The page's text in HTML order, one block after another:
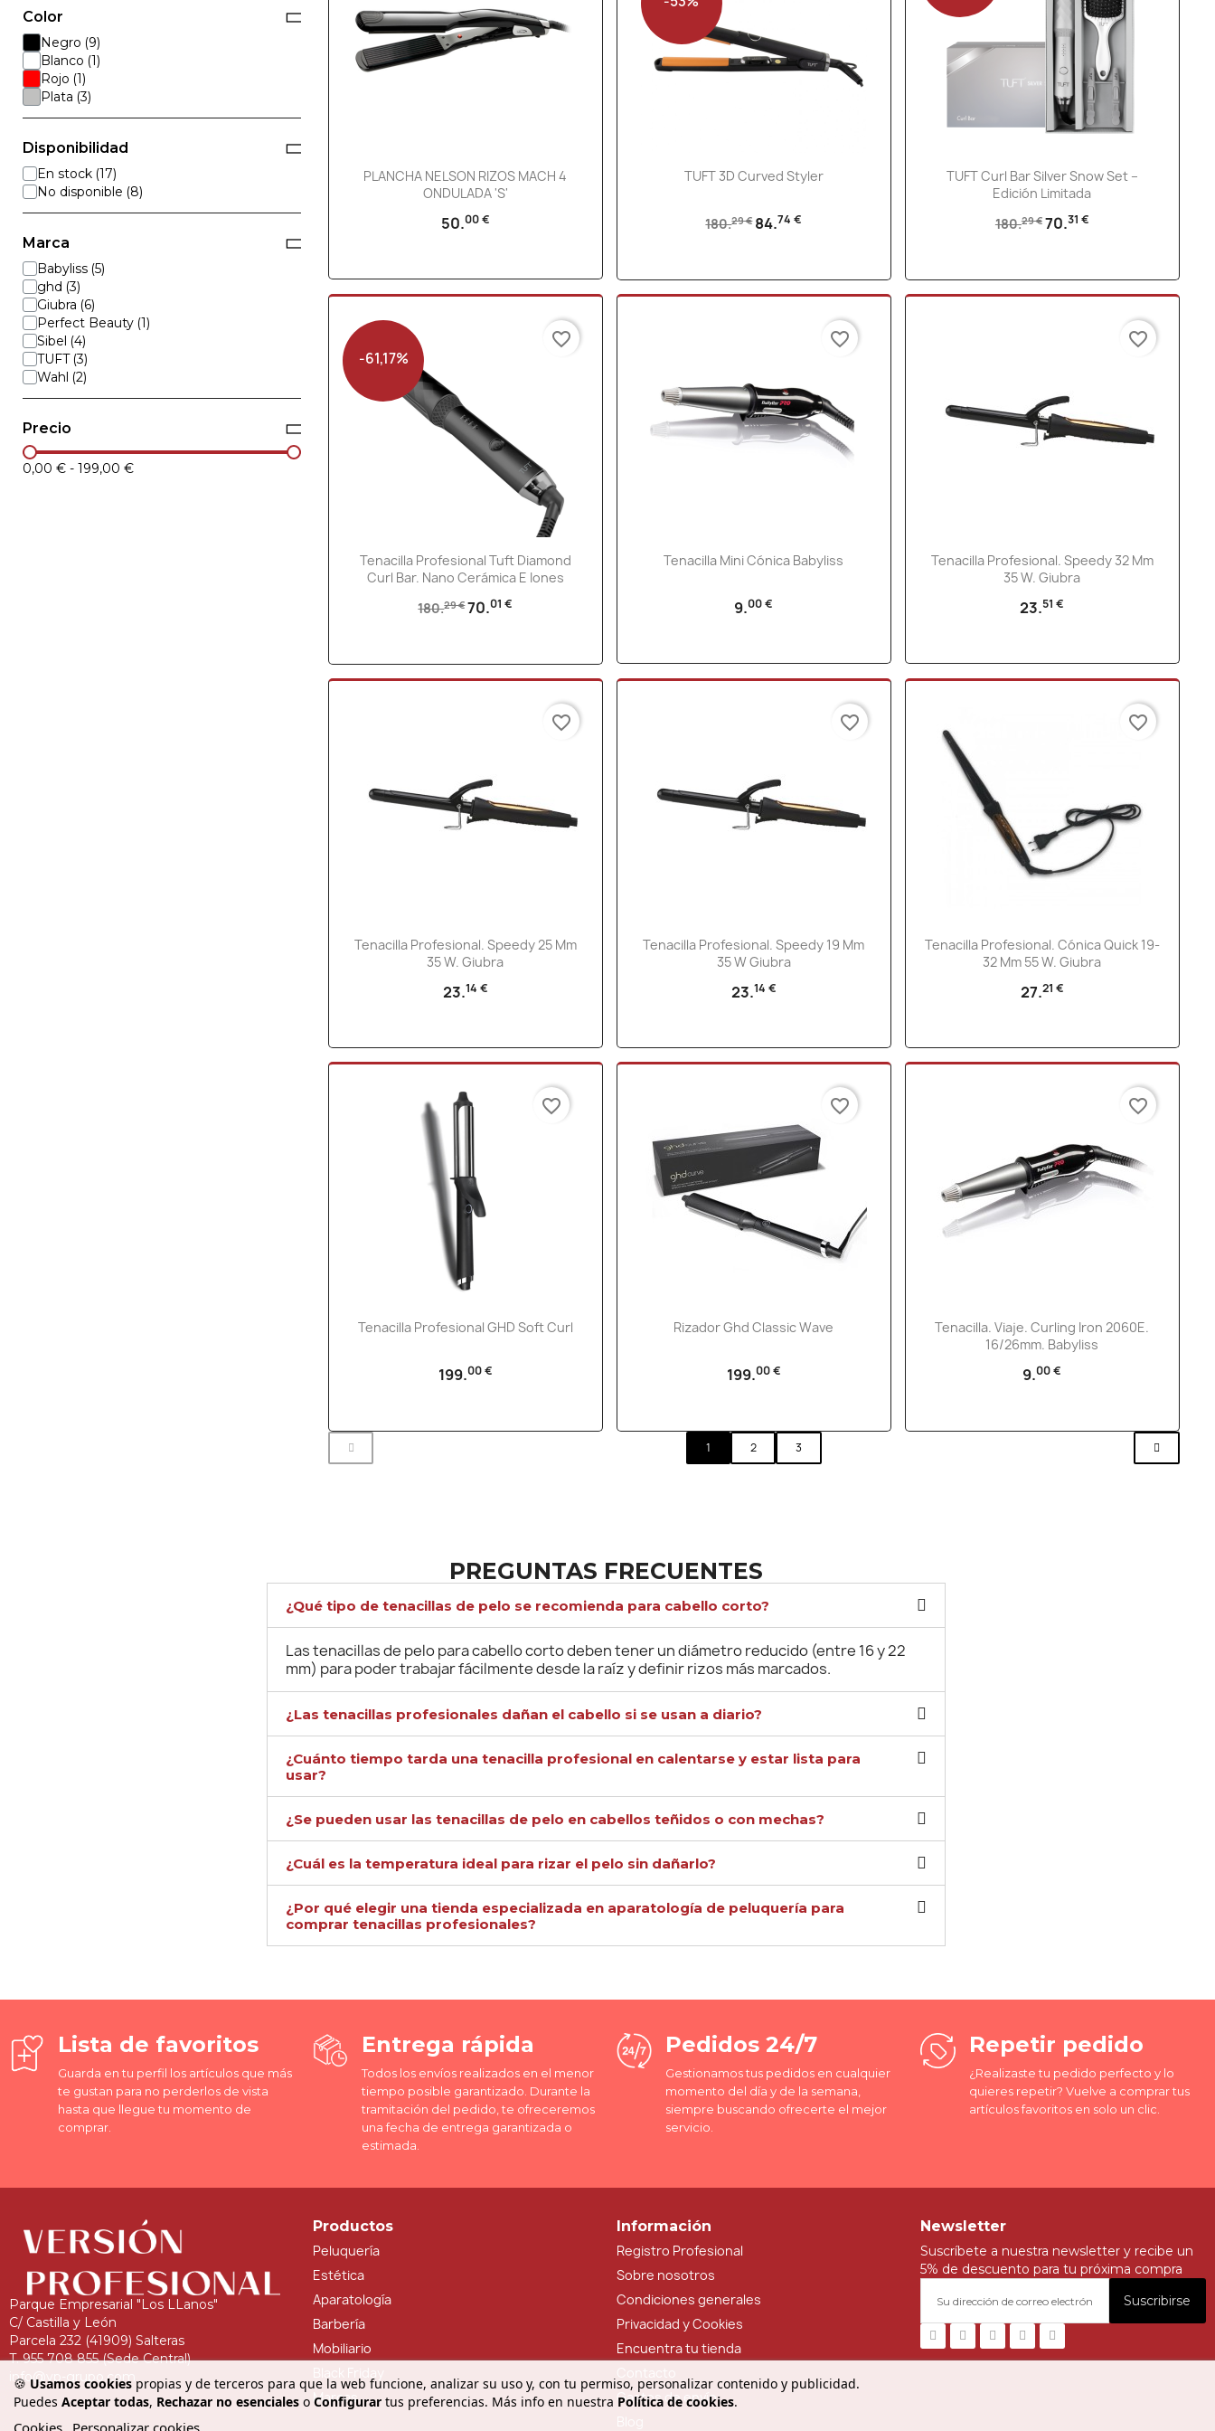
Color
Negro
Blanco
Rojo
Plata
Disponibilidad
En stock
No disponible
Marca
Babyliss
ghd
Giubra
Perfect Beauty
Sibel
TUFT
Wahl
Precio
0,00 € - 199,00 €
Vista rápida
PLANCHA NELSON RIZOS MACH 4
ONDULADA 'S'
50.00 €
Vista rápida
TUFT 3D Curved Styler
180.29 € 84.74 €
 Vista rápida
TUFT Curl Bar Silver Snow Set –
Edición Limitada
180.29 € 70.31 €
Vista rápida
Tenacilla Profesional Tuft Diamond
Curl Bar. Nano Cerámica E Iones
180.29 € 70.01 €
-61,17%
favorite_border
Vista rápida
Tenacilla Mini Cónica Babyliss
9.00 €
favorite_border
Vista rápida
Tenacilla Profesional. Speedy 32 Mm
35 W. Giubra
23.51 €
favorite_border
Vista rápida
Tenacilla Profesional. Speedy 25 Mm
35 W. Giubra
23.14 €
favorite_border
Vista rápida
Tenacilla Profesional. Speedy 19 Mm
35 W Giubra
23.14 €
favorite_border
Vista rápida
Tenacilla Profesional. Cónica Quick 19-
32 Mm 55 W. Giubra
27.21 €
favorite_border
Vista rápida
Tenacilla Profesional GHD Soft Curl
199.00 €
favorite_border
Vista rápida
Rizador Ghd Classic Wave
199.00 €
favorite_border
Vista rápida
Tenacilla. Viaje. Curling Iron 2060E.
16/26mm. Babyliss
9.00 €
favorite_border
1 2 3
PREGUNTAS FRECUENTES
¿Qué tipo de tenacillas de pelo se recomienda para cabello corto?
Las tenacillas de pelo para cabello corto deben tener un diámetro reducido (entre 16 y 22
mm) para poder trabajar fácilmente desde la raíz y definir rizos más marcados.
¿Las tenacillas profesionales dañan el cabello si se usan a diario?
¿Cuánto tiempo tarda una tenacilla profesional en calentarse y estar lista para
usar?
¿Se pueden usar las tenacillas de pelo en cabellos teñidos o con mechas?
¿Cuál es la temperatura ideal para rizar el pelo sin dañarlo?
¿Por qué elegir una tienda especializada en aparatología de peluquería para
comprar tenacillas profesionales?
🍪 Usamos cookies propias y de terceros para que la web funcione, analizar su uso y, con tu permiso, personalizar contenido y publicidad.
Puedes Aceptar todas, Rechazar no esenciales o Configurar tus preferencias. Más info en nuestra Política de cookies.
Cookies Personalizar cookies
Lista de favoritos
Guarda en tu perfil los artículos que más
te gustan para no perderlos de vista
hasta que llegue tu momento de
comprar.
Entrega rápida
Todos los envíos realizados en el menor
tiempo posible garantizado. Durante la
tramitación del pedido, te ofreceremos
una fecha de entrega garantizada o
estimada.
Pedidos 24/7
Gestionamos tus pedidos en cualquier
momento del día y de la semana,
siempre buscando ofrecerte el mejor
servicio.
Repetir pedido
¿Realizaste tu pedido perfecto y lo
quieres repetir? Vuelve a comprar tus
artículos favoritos en solo un clic.
Parque Empresarial "Los LLanos"
C/ Castilla y León
Parcela 232 (41909) Salteras
T. 955 708 855 (Sede Central)
info@vp-grupo.com
Productos
Peluquería
Estética
Aparatología
Barbería
Mobiliario
Marcas
Información
Registro Profesional
Sobre nosotros
Condiciones generales
Privacidad y Cookies
Encuentra tu tienda
Gastos de envío
Newsletter
Suscríbete a nuestra newsletter y recibe un
5% de descuento para tu próxima compra
Suscribirse